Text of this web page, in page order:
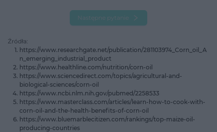
Następne pytanie
Źródła:
https://www.researchgate.net/publication/281103974_Corn_oil_A
n_emerging_industrial_product
https://www.healthline.com/nutrition/corn-oil
https://www.sciencedirect.com/topics/agricultural-and-
biological-sciences/corn-oil
https://www.ncbi.nlm.nih.gov/pubmed/2258533
https://www.masterclass.com/articles/learn-how-to-cook-with-
corn-oil-and-the-health-benefits-of-corn-oil
https://www.bluemarblecitizen.com/rankings/top-maize-oil-
producing-countries